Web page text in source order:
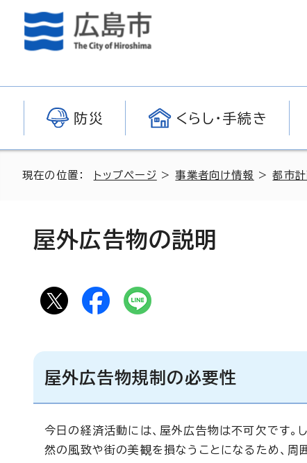
防災 くらし・手続き
現在の位置： トップページ >事業者向け情報 >都市計
屋外広告物の説明
屋外広告物規制の必要性
今日の経済活動には、屋外広告物は不可欠です。
然の風致や街の美観を損なうことになるため、周